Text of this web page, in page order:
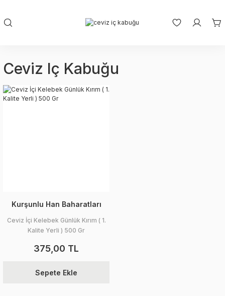
Ceviz Iç Kabuğu
Kurşunlu Han Baharatları
Ceviz İçi Kelebek Günlük Kırım ( 1.
Kalite Yerli ) 500 Gr
375,00 TL
Sepete Ekle